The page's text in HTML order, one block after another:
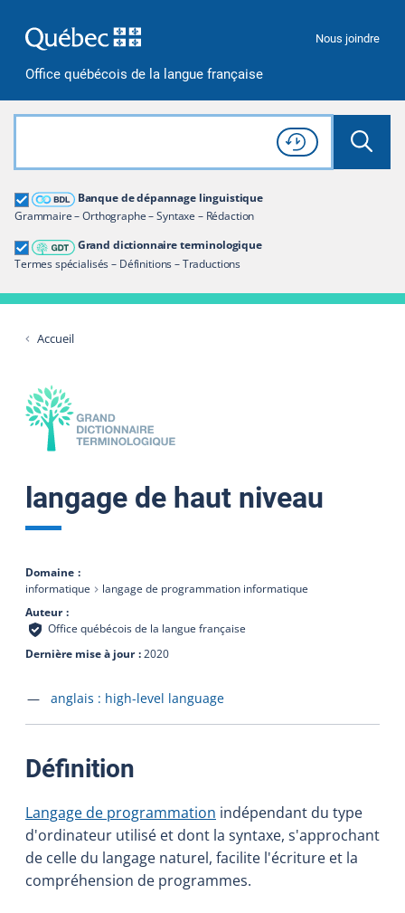
Office québécois de la langue française
Nous joindre
Rechercher dans tout le site
Lancer
Consulter l'
Historique
de recherche
Banque de dépannage linguistique
Grammaire – Orthographe – Syntaxe – Rédaction
Grand dictionnaire terminologique
Termes spécialisés – Définitions – Traductions
Grand dictionnaire terminologique
Restreindre aux termes
Accueil
langage de haut niveau
Domaine
informatique
langage de programmation informatique
Auteur
Office québécois de la langue française
Dernière mise à jour 2020
Accéder à la fiche en
anglais : high-level language
Définition
Langage de programmation indépendant du type
d'ordinateur utilisé et dont la syntaxe, s'approchant
de celle du langage naturel, facilite l'écriture et la
compréhension de programmes.